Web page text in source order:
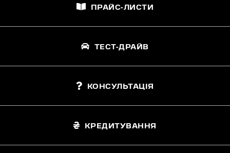
ПРАЙС-ЛИСТИ
ТЕСТ-ДРАЙВ
КОНСУЛЬТАЦІЯ
КРЕДИТУВАННЯ